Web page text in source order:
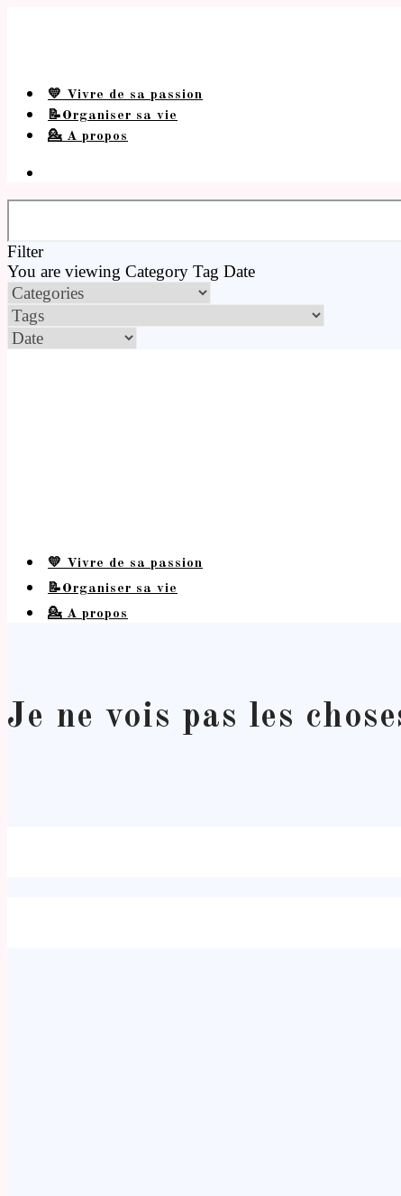
💛 Vivre de sa passion
📝Organiser sa vie
💁 A propos
Filter
You are viewing Category Tag Date
💛 Vivre de sa passion
📝Organiser sa vie
💁 A propos
Je ne vois pas les